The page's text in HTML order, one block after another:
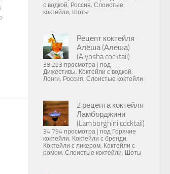
с водкой, Россия, Слоистые
коктейли, Шоты
Рецепт коктейля
Алёша (Алеша)
(Alyosha cocktail)
38 293 просмотра
под
Дижестивы, Коктейли с водкой,
Лонги, Россия, Слоистые коктейли
2 рецепта коктейля
Ламборджини
(Lamborghini cocktail)
34 794 просмотра под Горячие
коктейли, Коктейли с бренди,
Коктейли с ликером, Коктейли с
ромом, Слоистые коктейли, Шоты